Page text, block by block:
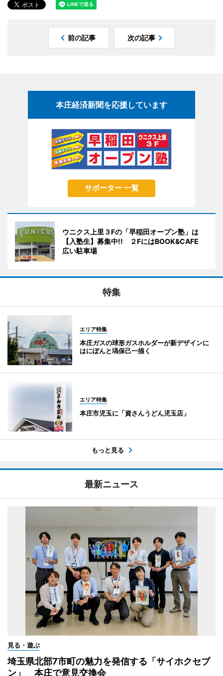
前の記事 次の記事
本庄経済新聞を応援しています
サポーター 一覧
ウニクス上里３Fの「早稲田オープン塾」は
【入塾生】募集中!! ２FにはBOOK&CAFE
広い駐車場
特集
エリア特集
本庄ガスの球形ガスホルダーが新デザインに
はにぽんと塙保己一描く
エリア特集
本庄市児玉に「資さんうどん児玉店」
もっと見る
最新ニュース
見る・遊ぶ
埼玉県北部7市町の魅力を発信する「サイホクセブ
ン」 本庄で意見交換会